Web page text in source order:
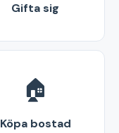
Gifta sig
🏠
Köpa bostad